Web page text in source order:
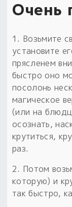
Очень
1. Возьмите
установите
прясленем
быстро оно
посолонь
магическое
(или на
осознать,
крутиться,
раз.
2. Потом
которую) и
так быстро,